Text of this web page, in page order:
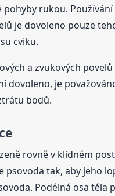
pohyby rukou. Používání
je dovoleno pouze
cviku.
a zvukových
dovoleno, je
bodů.
rovně v klidném
psovoda tak, aby jeho
Podélná osa těla